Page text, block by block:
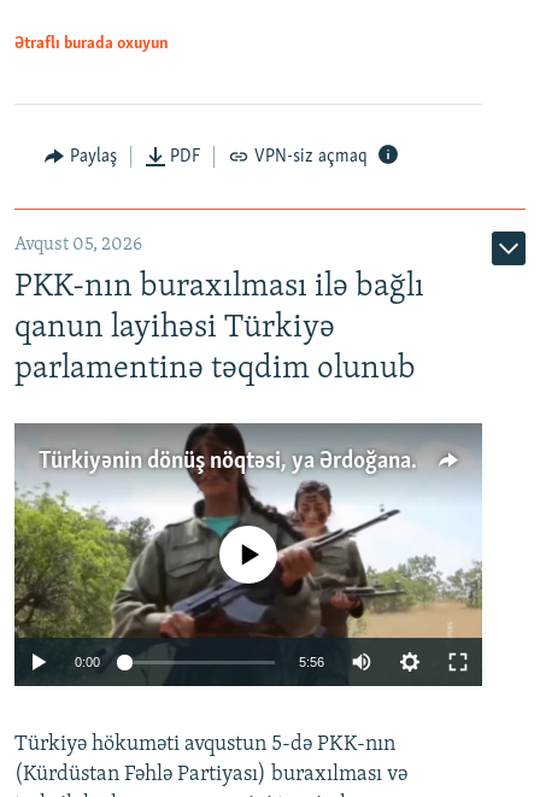
Ətraflı burada oxuyun
Paylaş PDF VPN-siz açmaq
Avqust 05, 2026
PKK-nın buraxılması ilə bağlı
qanun layihəsi Türkiyə
parlamentinə təqdim olunub
Türkiyənin dönüş nöqtəsi, ya Ərdoğana üçüncü şans: PKK ilə qəfil barışıq nə deməkdir?
Auto 240p 360p 480p
No media source currently available
0:00 5:56
360p
480p
Türkiyə hökuməti avqustun 5-də PKK-nın
(Kürdüstan Fəhlə Partiyası) buraxılması və